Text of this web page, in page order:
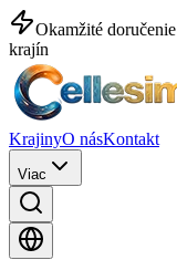
Okamžité doručenie
krajín
KrajinyO násKontakt
Viac